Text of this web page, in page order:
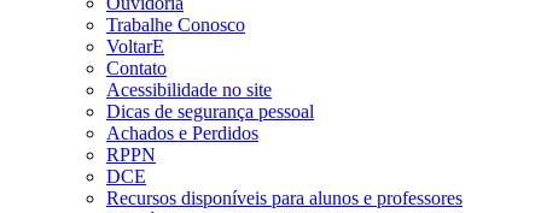
Trabalhe Conosco
VoltarE
Contato
Acessibilidade no site
Dicas de segurança pessoal
Achados e Perdidos
RPPN
DCE
Recursos disponíveis para alunos e professores